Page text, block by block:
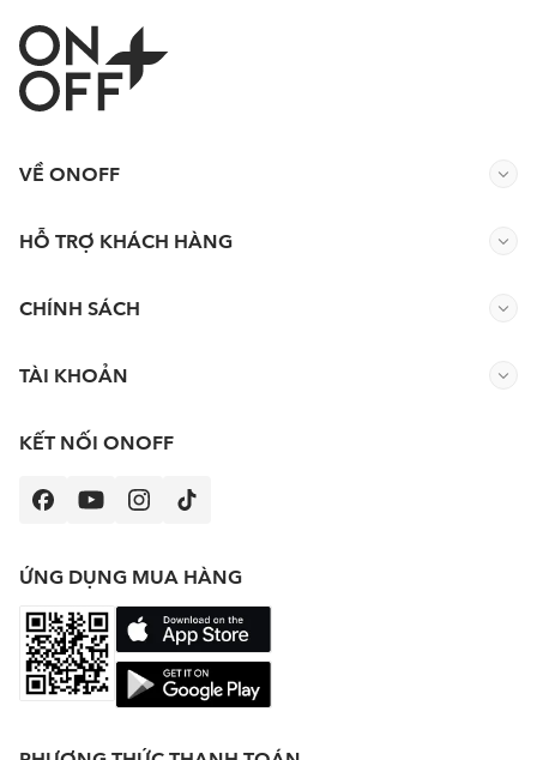
HỖ TRỢ KHÁCH HÀNG
TÀI KHOẢN
CHÍNH SÁCH
VỀ ONOFF
KẾT NỐI ONOFF
ỨNG DỤNG MUA HÀNG